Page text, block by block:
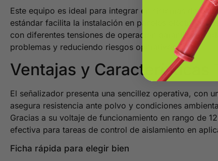
Este equipo es ideal para integrar en sistemas de
estándar facilita la instalación en paneles eléctricos,
con diferentes tensiones de operación garantiza su
problemas y reduciendo riesgos operativos.
Ventajas y Características
El señalizador presenta una sencillez operativa, con
asegura resistencia ante polvo y condiciones
Gracias a su voltaje de funcionamiento en rango de
efectiva para tareas de control de aislamiento en
Ficha rápida para elegir bien